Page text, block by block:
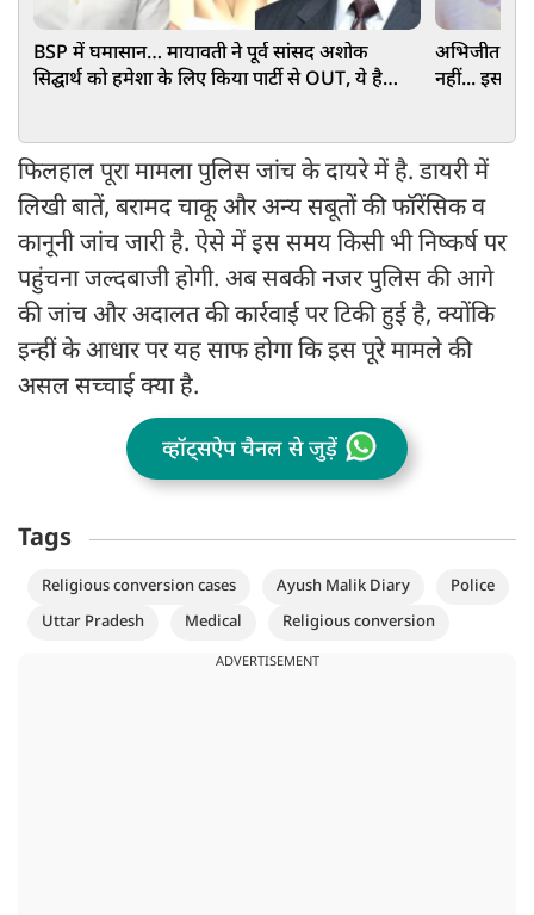
BSP में घमासान… मायावती ने पूर्व सांसद अशोक
सिद्घार्थ को हमेशा के लिए किया पार्टी से OUT, ये है
अभिजीत
नहीं... इस
फिलहाल पूरा मामला पुलिस जांच के दायरे में है. डायरी में
लिखी बातें, बरामद चाकू और अन्य सबूतों की फॉरेंसिक व
कानूनी जांच जारी है. ऐसे में इस समय किसी भी निष्कर्ष पर
पहुंचना जल्दबाजी होगी. अब सबकी नजर पुलिस की आगे
की जांच और अदालत की कार्रवाई पर टिकी हुई है, क्योंकि
इन्हीं के आधार पर यह साफ होगा कि इस पूरे मामले की
असल सच्चाई क्या है.
व्हॉट्सऐप चैनल से जुड़ें
Tags
Religious conversion cases Ayush Malik Diary
Police
Uttar Pradesh
Medical Religious conversion
ADVERTISEMENT